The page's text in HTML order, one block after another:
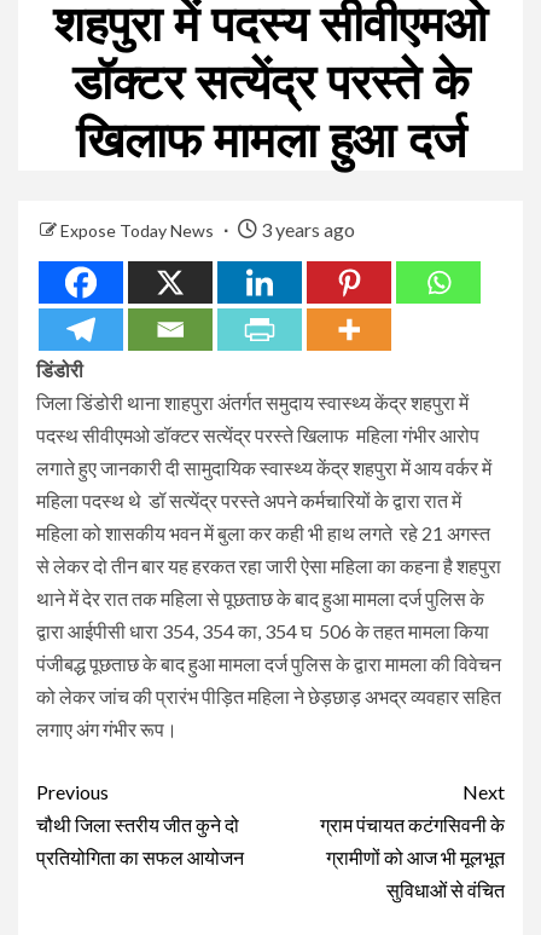
शहपुरा में पदस्य सीवीएमओ
डॉक्टर सत्येंद्र परस्ते के
खिलाफ मामला हुआ दर्ज
Expose Today News 3 years ago
डिंडोरी
जिला डिंडोरी थाना शाहपुरा अंतर्गत समुदाय स्वास्थ्य केंद्र शहपुरा में
पदस्थ सीवीएमओ डॉक्टर सत्येंद्र परस्ते खिलाफ महिला गंभीर आरोप
लगाते हुए जानकारी दी सामुदायिक स्वास्थ्य केंद्र शहपुरा में आय वर्कर में
महिला पदस्थ थे डॉ सत्येंद्र परस्ते अपने कर्मचारियों के द्वारा रात में
महिला को शासकीय भवन में बुला कर कही भी हाथ लगते रहे 21 अगस्त
से लेकर दो तीन बार यह हरकत रहा जारी ऐसा महिला का कहना है शहपुरा
थाने में देर रात तक महिला से पूछताछ के बाद हुआ मामला दर्ज पुलिस के
द्वारा आईपीसी धारा 354, 354 का, 354 घ 506 के तहत मामला किया
पंजीबद्ध पूछताछ के बाद हुआ मामला दर्ज पुलिस के द्वारा मामला की विवेचन
को लेकर जांच की प्रारंभ पीड़ित महिला ने छेड़छाड़ अभद्र व्यवहार सहित
लगाए अंग गंभीर रूप।
Continue
Reading
Previous
चौथी जिला स्तरीय जीत कुने दो
प्रतियोगिता का सफल आयोजन
Next
ग्राम पंचायत कटंगसिवनी के
ग्रामीणों को आज भी मूलभूत
सुविधाओं से वंचित